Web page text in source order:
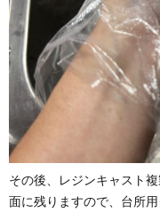
その後、レジンキャスト
面に残りますので、台所